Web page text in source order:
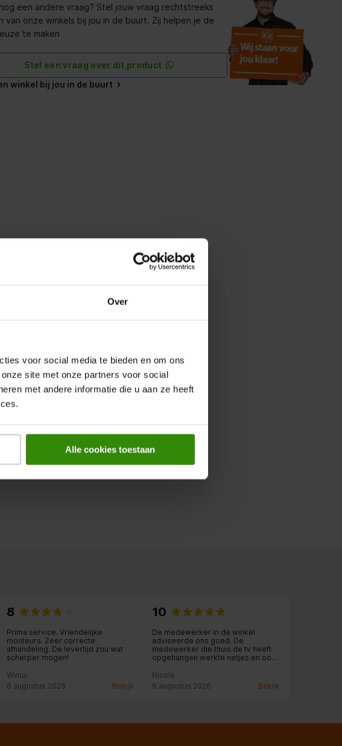
Over
voor social media te bieden en om ons
site met onze partners voor social
met andere informatie die u aan ze heeft
Alle cookies toestaan
een andere vraag? Stel jouw vraag rechtstreeks
van onze winkels bij jou in de buurt. Zij helpen je de
te maken
Stel een vraag over dit product
winkel bij jou in de buurt
8
Prima service. Vriendelijke
monteurs. Zeer correcte
afhandeling. De levertijd zou wat
scherper mogen!
Winus
6 augustus 2026
Bekijk
10
De medewerker in de winkel
adviseerde ons goed. De
medewerker die thuis de tv heeft
opgehangen werkte netjes en ook
geregeld!
Nicole
6 augustus 2026
Bekijk